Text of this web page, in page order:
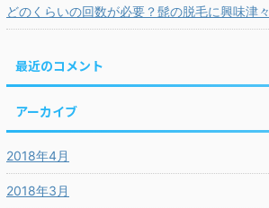
どのくらいの回数が必要？髭の脱毛に興味津々
最近のコメント
アーカイブ
2018年4月
2018年3月